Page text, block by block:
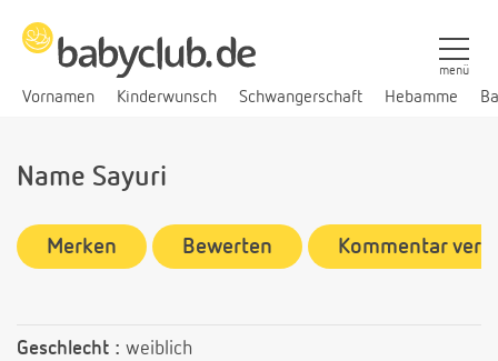
Vornamen Kinderwunsch Schwangerschaft Hebamme
menü
Name Sayuri
Merken Bewerten Kommentar
Geschlecht : weiblich